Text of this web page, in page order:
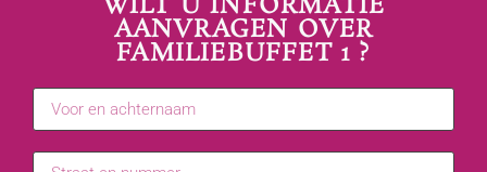
AANVRAGEN OVER
FAMILIEBUFFET 1 ?